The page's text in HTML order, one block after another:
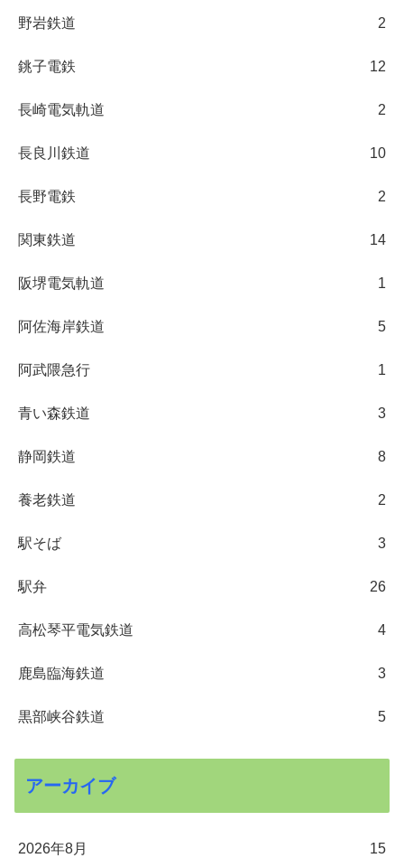
野岩鉄道 2
銚子電鉄 12
長崎電気軌道 2
長良川鉄道 10
長野電鉄 2
関東鉄道 14
阪堺電気軌道 1
阿佐海岸鉄道 5
阿武隈急行 1
青い森鉄道 3
静岡鉄道 8
養老鉄道 2
駅そば 3
駅弁 26
高松琴平電気鉄道 4
鹿島臨海鉄道 3
黒部峡谷鉄道 5
アーカイブ
2026年8月 15